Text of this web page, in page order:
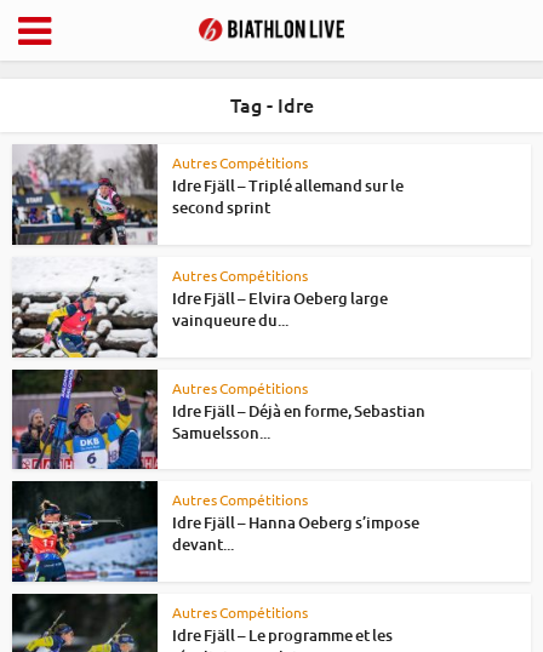
Tag - Idre
Autres Compétitions
Idre Fjäll – Triplé allemand sur le
second sprint
Autres Compétitions
Idre Fjäll – Elvira Oeberg large
vainqueure du...
Autres Compétitions
Idre Fjäll – Déjà en forme, Sebastian
Samuelsson...
Autres Compétitions
Idre Fjäll – Hanna Oeberg s’impose
devant...
Autres Compétitions
Idre Fjäll – Le programme et les